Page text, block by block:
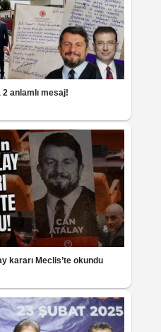
2 anlamlı mesaj!
kararı Meclis’te okundu